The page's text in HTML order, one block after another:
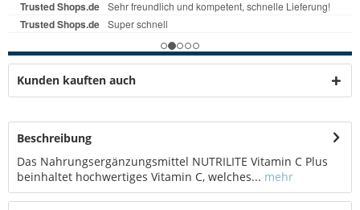
Kunden kauften auch
Beschreibung
Das Nahrungsergänzungsmittel NUTRILITE Vitamin C Plus
beinhaltet hochwertiges Vitamin C, welches... mehr